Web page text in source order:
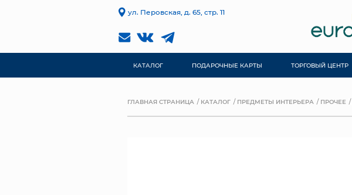
ул. Перовская, д. 65, стр. 11
КАТАЛОГ ПОДАРОЧНЫЕ КАРТЫ ТОРГОВЫЙ ЦЕНТР
ГЛАВНАЯ СТРАНИЦА КАТАЛОГ ПРЕДМЕТЫ ИНТЕРЬЕРА ПРОЧЕЕ